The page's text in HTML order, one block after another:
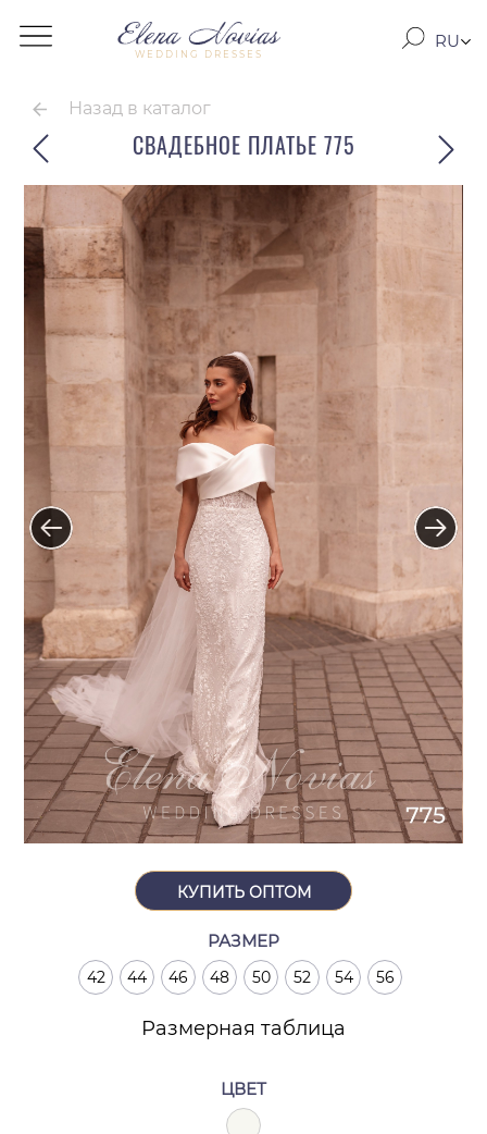
WEDDING DRESSES
RU
Назад в каталог
СВАДЕБНОЕ ПЛАТЬЕ 775
КУПИТЬ ОПТОМ
РАЗМЕР
42 44 46 48 50 52 54 56
Размерная таблица
ЦВЕТ